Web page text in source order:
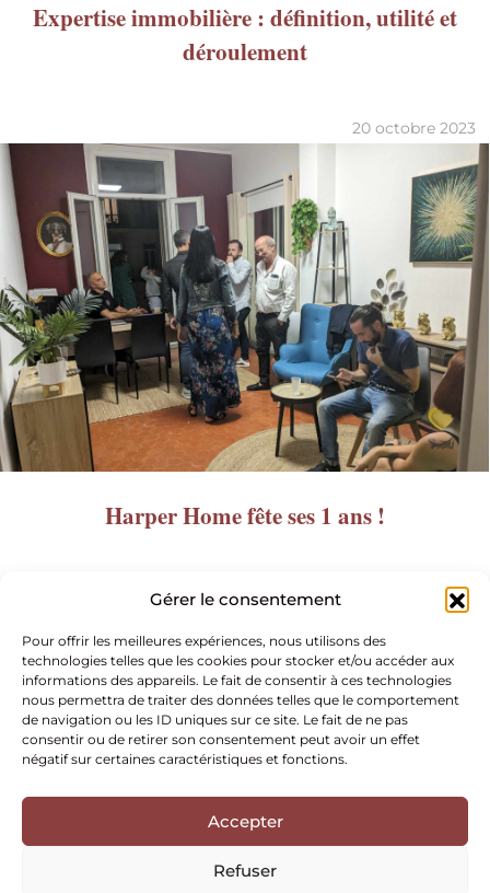
Gérer le consentement
Pour offrir les meilleures expériences, nous utilisons des
technologies telles que les cookies pour stocker et/ou accéder aux
informations des appareils. Le fait de consentir à ces technologies
nous permettra de traiter des données telles que le comportement
de navigation ou les ID uniques sur ce site. Le fait de ne pas
consentir ou de retirer son consentement peut avoir un effet
négatif sur certaines caractéristiques et fonctions.
Accepter
Refuser
Expertise immobilière : définition, utilité et
déroulement
20 octobre 2023
Harper Home fête ses 1 ans !
Nous Adhérons